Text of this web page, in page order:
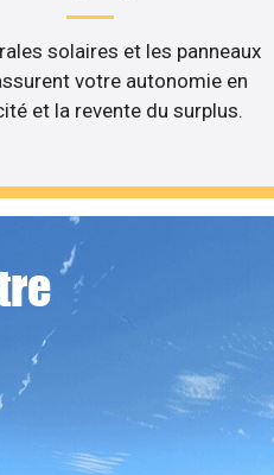
solaires et les panneaux
votre autonomie en
et la revente du surplus.